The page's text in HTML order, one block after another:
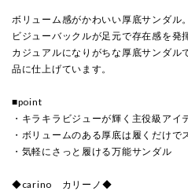
ボリューム感がかわいい厚底サンダル。
ビジューバックルが足元で存在感を発
カジュアルになりがちな厚底サンダル
品に仕上げています。
■point
・キラキラビジューが輝く主役級アイ
・ボリュームのある厚底は履くだけで
・気軽にさっと履ける万能サンダル
◆carino カリーノ◆